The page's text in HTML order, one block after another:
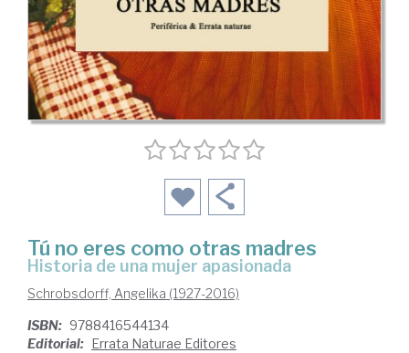
Tú no eres como otras madres
historia de una mujer apasionada
Schrobsdorff, Angelika (1927-2016)
ISBN: 9788416544134
Editorial: Errata Naturae Editores